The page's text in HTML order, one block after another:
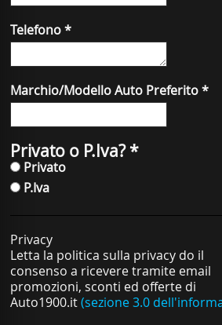
Telefono*
Marchio/Modello Auto Preferito*
Privato o P.Iva?*
Privato
P.Iva
Privacy
Letta la politica sulla privacy do il
consenso a ricevere tramite email
promozioni, sconti ed offerte di
Auto1900.it(sezione 3.0